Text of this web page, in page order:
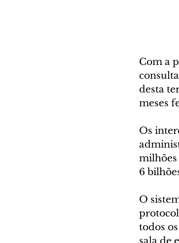
Com a
desta
meses
Os
milhões
6
O
todos
sala de